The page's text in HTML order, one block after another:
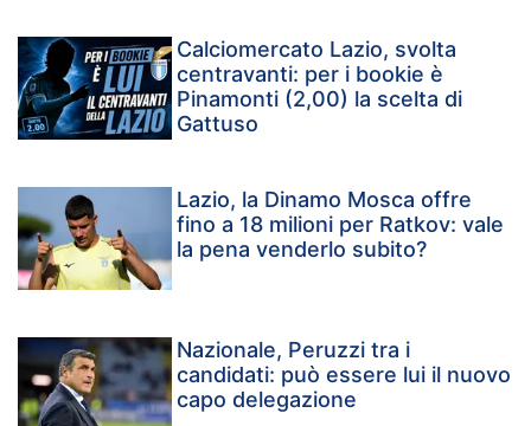
Calciomercato Lazio, svolta
centravanti: per i bookie è
Pinamonti (2,00) la scelta di
Gattuso
Lazio, la Dinamo Mosca offre
fino a 18 milioni per Ratkov: vale
la pena venderlo subito?
Nazionale, Peruzzi tra i
candidati: può essere lui il nuovo
capo delegazione